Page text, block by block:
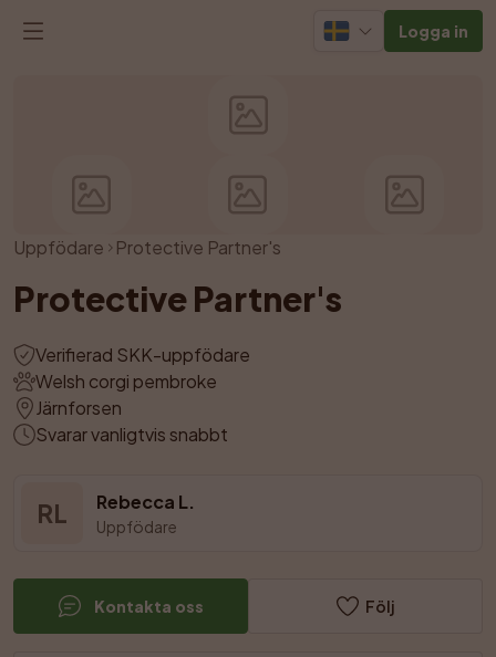
Logga in
Uppfödare Protective Partner's
Protective Partner's
Verifierad SKK-uppfödare
Welsh corgi pembroke
Järnforsen
Svarar vanligtvis snabbt
RL Rebecca L.
Uppfödare
Kontakta oss Följ